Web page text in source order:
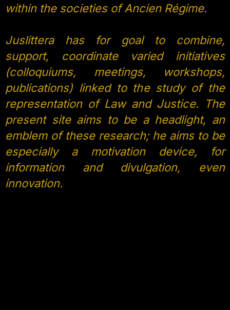
within the societies of Ancien Régime.
Juslittera has for goal to combine,
support, coordinate varied initiatives
(colloquiums, meetings, workshops,
publications) linked to the study of the
representation of Law and Justice. The
present site aims to be a headlight, an
emblem of these research; he aims to be
especially a motivation device, for
information and divulgation, even
innovation.